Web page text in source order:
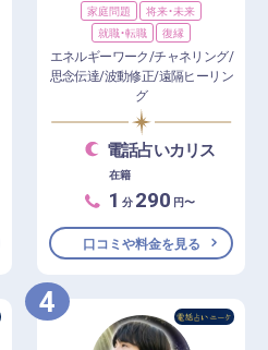
家庭問題
将来・未来
就職・転職
復縁
エネルギーワーク/チャネリング/
思念伝達/波動修正/遠隔ヒーリン
グ
電話占いカリス
在籍
1 分 290 円〜
口コミや料金を見る
4